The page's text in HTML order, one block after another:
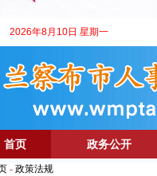
2026年8月10日 星期一
首页 政务公开
- 政策法规